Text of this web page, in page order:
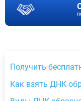
Получить
Как взять ДНК